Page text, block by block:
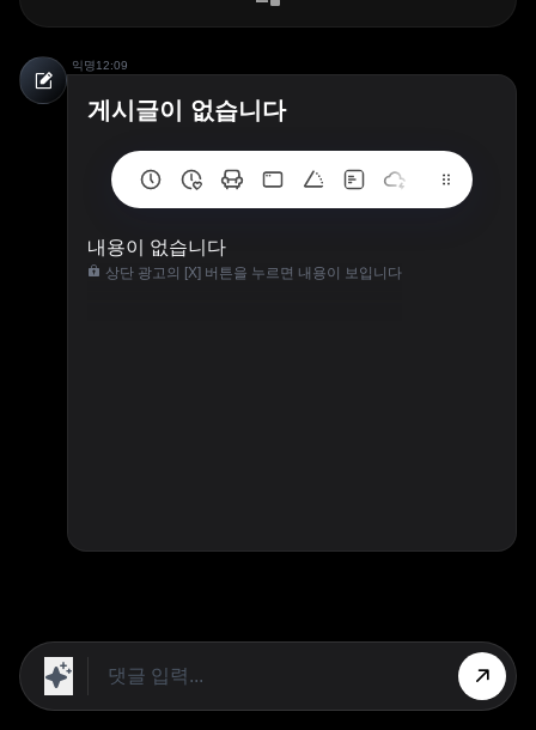
익명12:09
게시글이 없습니다
내용이 없습니다
상단 광고의 [X] 버튼을 누르면 내용이 보입니다